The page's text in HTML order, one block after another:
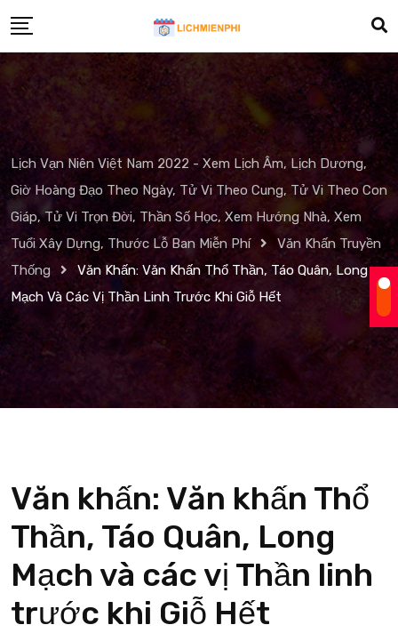
to
content
Lịch Vạn Niên Việt Nam 2022 - Xem Lịch Âm, Lịch Dương,
Giờ Hoàng Đạo Theo Ngày, Tử Vi Theo Cung, Tử Vi Theo Con
Giáp, Tử Vi Trọn Đời, Thần Số Học, Xem Hướng Nhà, Xem
Tuổi Xây Dựng, Thước Lỗ Ban Miễn Phí
Văn Khấn Truyền
Thống
Văn Khấn: Văn Khấn Thổ Thần, Táo Quân, Long
Mạch Và Các Vị Thần Linh Trước Khi Giỗ Hết
Văn khấn: Văn khấn Thổ
Thần, Táo Quân, Long
Mạch và các vị Thần linh
trước khi Giỗ Hết